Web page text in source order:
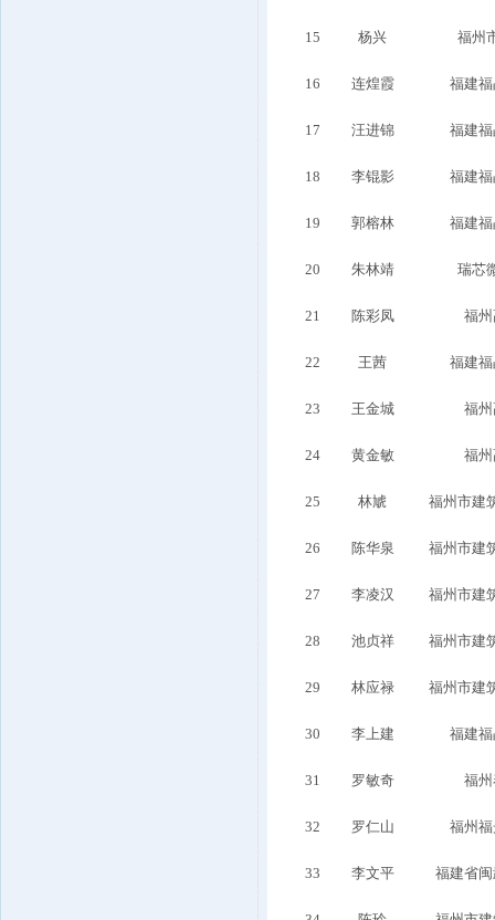
15 杨兴 福州
16 连煌霞 福建
17 汪进锦 福建
18 李锟影 福建
19 郭榕林 福建
20 朱林靖 瑞芯
21 陈彩凤 福
22 王茜 福建
23 王金城 福
24 黄金敏 福
25 林虓 福州市建
26 陈华泉 福州市建
27 李凌汉 福州市建
28 池贞祥 福州市建
29 林应禄 福州市建
30 李上建 福建
31 罗敏奇 福
32 罗仁山 福州
33 李文平 福建省